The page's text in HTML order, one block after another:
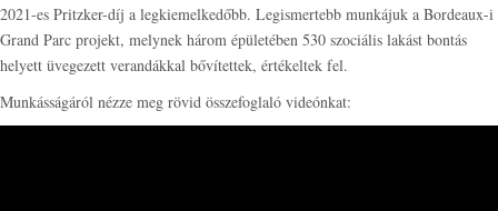
2021-es Pritzker-díj a legkiemelkedőbb. Legismertebb munkájuk a Bordeaux-i
Grand Parc projekt, melynek három épületében 530 szociális lakást bontás
helyett üvegezett verandákkal bővítettek, értékeltek fel.
Munkásságáról nézze meg rövid összefoglaló videónkat: